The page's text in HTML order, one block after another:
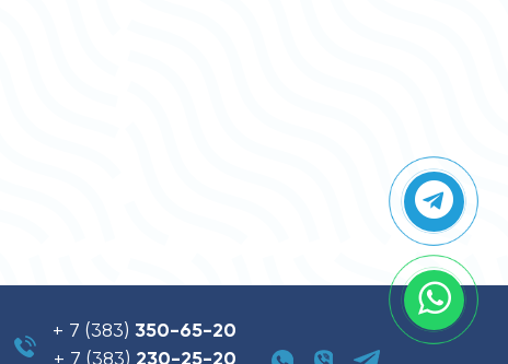
+ 7 (383) 350-65-20
+ 7 (383) 230-25-20